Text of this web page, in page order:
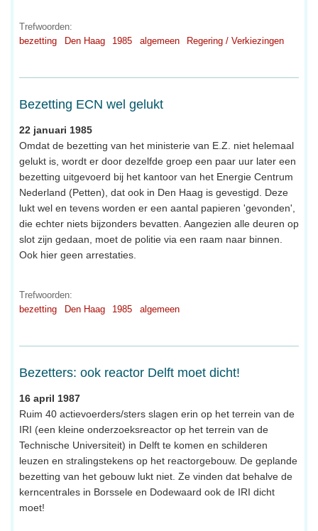
Trefwoorden:
bezetting
Den Haag 1985 algemeen Regering / Verkiezingen
Bezetting ECN wel gelukt
22 januari 1985
Omdat de bezetting van het ministerie van E.Z. niet helemaal
gelukt is, wordt er door dezelfde groep een paar uur later een
bezetting uitgevoerd bij het kantoor van het Energie Centrum
Nederland (Petten), dat ook in Den Haag is gevestigd. Deze
lukt wel en tevens worden er een aantal papieren 'gevonden',
die echter niets bijzonders bevatten. Aangezien alle deuren op
slot zijn gedaan, moet de politie via een raam naar binnen.
Ook hier geen arrestaties.
Trefwoorden:
bezetting
Den Haag 1985 algemeen
Bezetters: ook reactor Delft moet dicht!
16 april 1987
Ruim 40 actievoerders/sters slagen erin op het terrein van de
IRI (een kleine onderzoeksreactor op het terrein van de
Technische Universiteit) in Delft te komen en schilderen
leuzen en stralingstekens op het reactorgebouw. De geplande
bezetting van het gebouw lukt niet. Ze vinden dat behalve de
kerncentrales in Borssele en Dodewaard ook de IRI dicht
moet!